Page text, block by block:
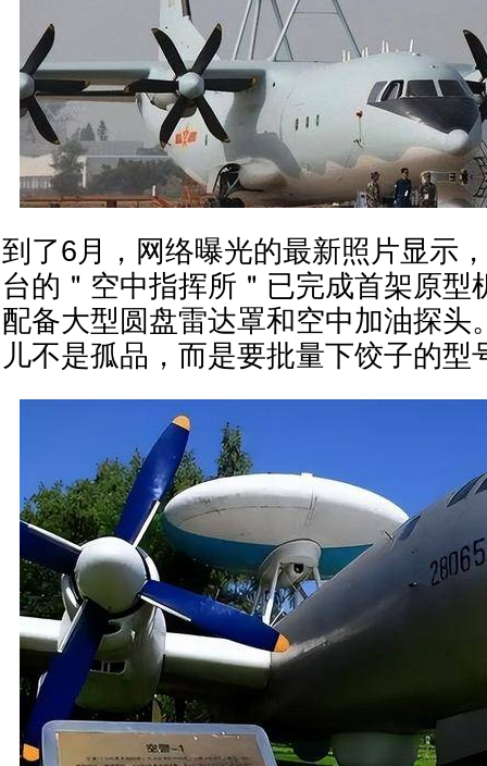
到了6月，网络曝光的最新照片显示
台的＂空中指挥所＂已完成首架原型
配备大型圆盘雷达罩和空中加油探头
儿不是孤品，而是要批量下饺子的型